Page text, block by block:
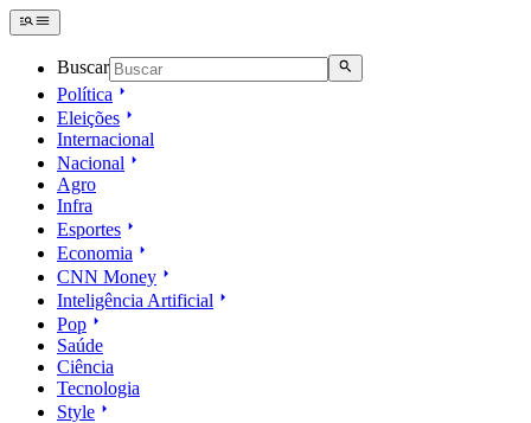
Buscar
Política
Eleições
Internacional
Nacional
Agro
Infra
Esportes
Economia
CNN Money
Inteligência Artificial
Pop
Saúde
Ciência
Tecnologia
Style